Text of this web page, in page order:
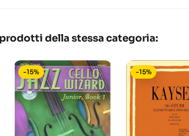
della stessa categoria:
-15% -15%